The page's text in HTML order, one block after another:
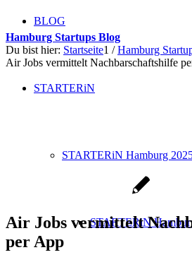
BLOG
STARTERiN
STARTERiN Hamburg
STARTERiN
Hamburg Startups Blog
Du bist hier: Startseite1 / Hamburg
Air Jobs vermittelt Nachbarschaftshilfe
Air Jobs vermittelt
per App